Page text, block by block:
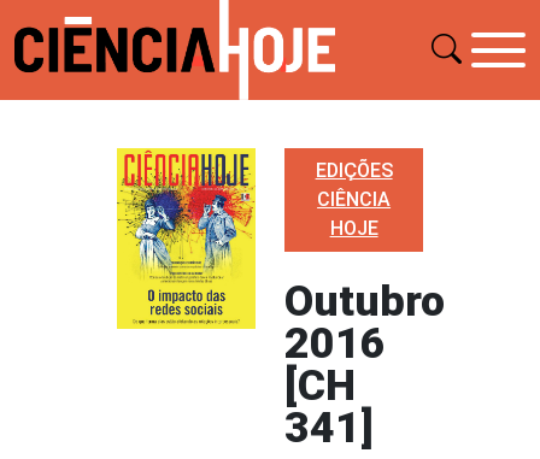
EDIÇÕES
CIÊNCIA
HOJE
Outubro
2016
[CH
341]